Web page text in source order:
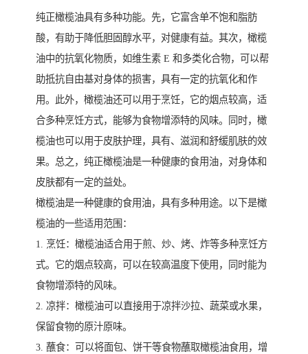
纯正橄榄油具有多种功能。先，它富含单不饱和脂肪
酸，有助于降低胆固醇水平，对健康有益。其次，橄榄
油中的抗氧化物质，如维生素 E 和多类化合物，可以帮
助抵抗自由基对身体的损害，具有一定的抗氧化和作
用。此外，橄榄油还可以用于烹饪，它的烟点较高，适
合多种烹饪方式，能够为食物增添特的风味。同时，橄
榄油也可以用于皮肤护理，具有、滋润和舒缓肌肤的效
果。总之，纯正橄榄油是一种健康的食用油，对身体和
皮肤都有一定的益处。
橄榄油是一种健康的食用油，具有多种用途。以下是橄
榄油的一些适用范围：
1. 烹饪：橄榄油适合用于煎、炒、烤、炸等多种烹饪方
式。它的烟点较高，可以在较高温度下使用，同时能为
食物增添特的风味。
2. 凉拌：橄榄油可以直接用于凉拌沙拉、蔬菜或水果，
保留食物的原汁原味。
3. 蘸食：可以将面包、饼干等食物蘸取橄榄油食用，增